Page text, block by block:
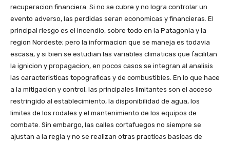
recuperacion financiera. Si no se cubre y no logra controlar un
evento adverso, las perdidas seran economicas y financieras. El
principal riesgo es el incendio, sobre todo en la Patagonia y la
region Nordeste; pero la informacion que se maneja es todavia
escasa, y si bien se estudian las variables climaticas que facilitan
la ignicion y propagacion, en pocos casos se integran al analisis
las caracteristicas topograficas y de combustibles. En lo que hace
a la mitigacion y control, las principales limitantes son el acceso
restringido al establecimiento, la disponibilidad de agua, los
limites de los rodales y el mantenimiento de los equipos de
combate. Sin embargo, las calles cortafuegos no siempre se
ajustan a la regla y no se realizan otras practicas basicas de